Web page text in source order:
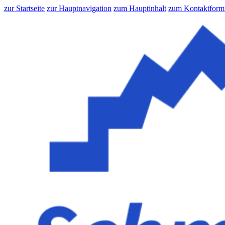
zur Startseite zur Hauptnavigation zum Hauptinhalt zum